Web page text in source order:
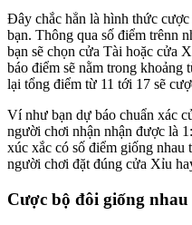
Đây chắc hẳn là hình thức
bạn. Thông qua số điểm trênn
bạn sẽ chọn cửa Tài hoặc cửa
báo điểm sẽ nằm trong
lại tổng điểm từ 11 tới 17 sẽ
Ví như bạn dự báo chuẩn xác
người chơi nhận nhận được là
xúc xắc có số điểm giống nhau
người chơi đặt đúng cửa Xỉu
Cược bộ đôi giống nhau